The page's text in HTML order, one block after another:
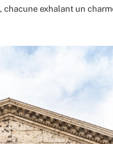
, chacune exhalant un